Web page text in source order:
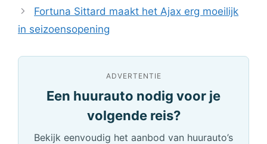
Fortuna Sittard maakt het Ajax erg moeilijk
in seizoensopening
ADVERTENTIE
Een huurauto nodig voor je
volgende reis?
Bekijk eenvoudig het aanbod van huurauto’s